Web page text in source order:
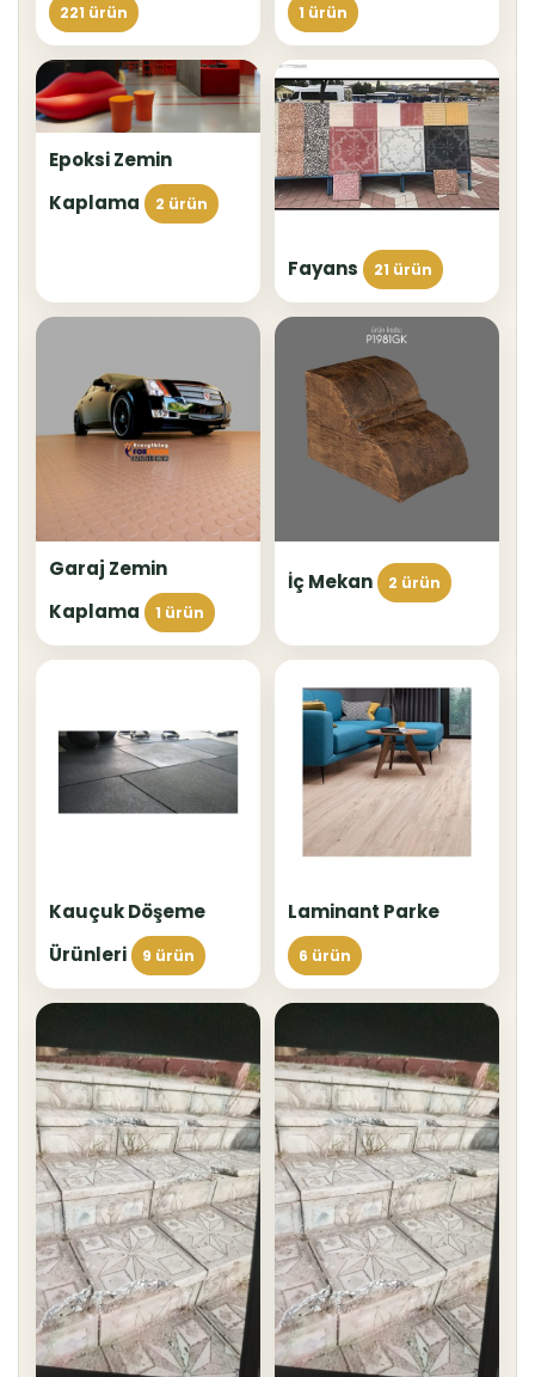
221 ürün 1 ürün
Epoksi Zemin
Kaplama
2 ürün
Fayans 21 ürün
Garaj Zemin
Kaplama
1 ürün
İç Mekan 2 ürün
Kauçuk Döşeme
Ürünleri
9 ürün
Laminant Parke
6 ürün